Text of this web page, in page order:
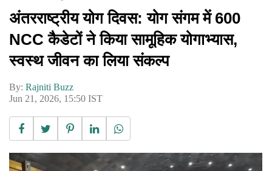
अंतरराष्ट्रीय योग दिवस: योग संगम में 600
NCC कैडेटों ने किया सामूहिक योगाभ्यास,
स्वस्थ जीवन का लिया संकल्प
By: Rajniti Buzz
Jun 21, 2026, 15:50 IST